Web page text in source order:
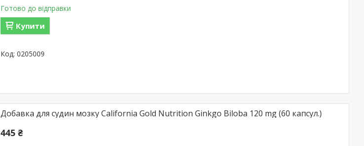
Готово до відправки
Купити
0205009
Добавка для судин мозку California Gold Nutrition Ginkgo Biloba 120 mg (60 капсул.)
445 ₴